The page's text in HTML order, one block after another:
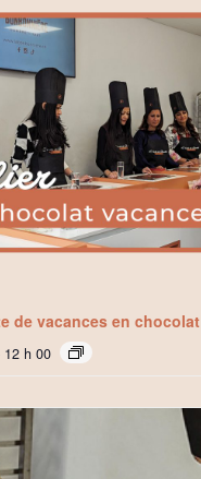
de vacances en chocolat
12 h 00